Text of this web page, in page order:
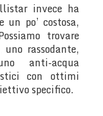
invece ha
po’ costosa,
trovare
rassodante,
anti-acqua
con ottimi
specifico.